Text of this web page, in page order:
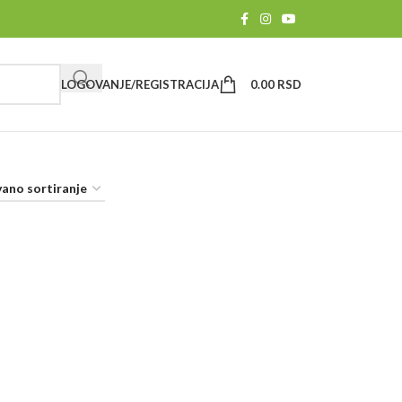
LOGOVANJE/REGISTRACIJA 0.00 RSD